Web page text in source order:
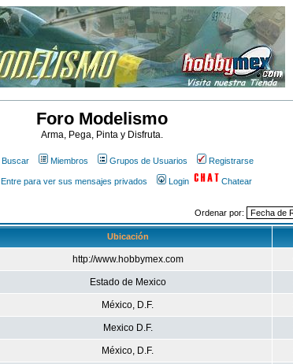
Foro Modelismo
Arma, Pega, Pinta y Disfruta.
Buscar Miembros Grupos de Usuarios Registrarse
Entre para ver sus mensajes privados Login Chatear
Ordenar por:
Ubicación
http://www.hobbymex.com
Estado de Mexico
México, D.F.
Mexico D.F.
México, D.F.